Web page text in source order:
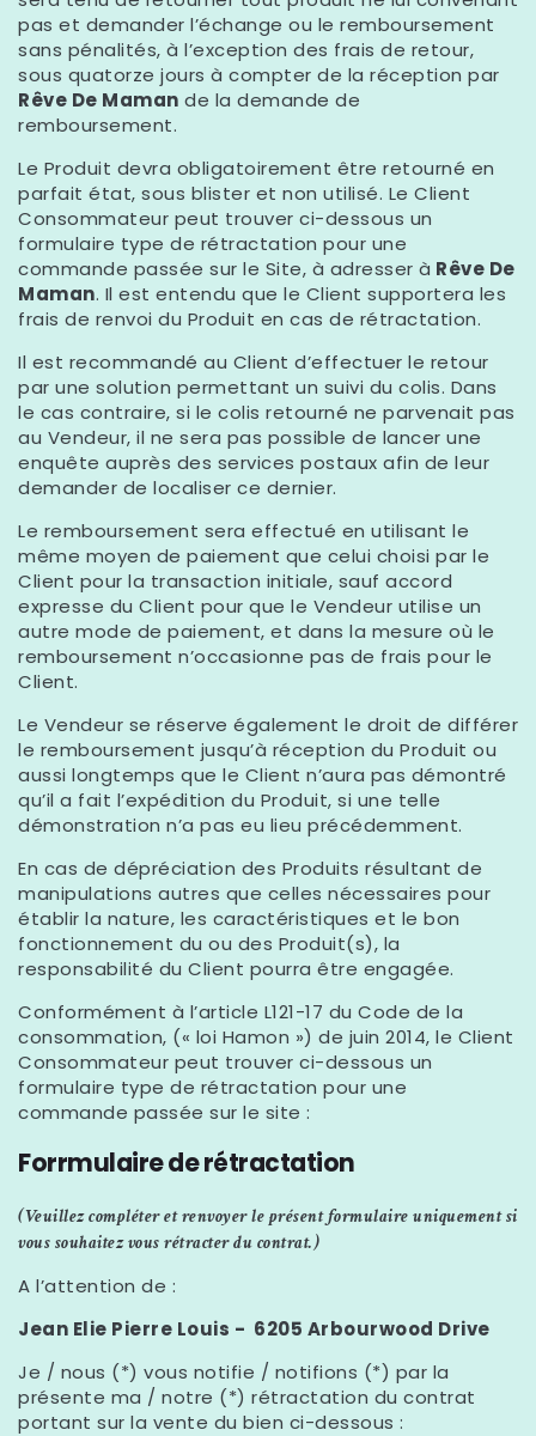
pas et demander l’échange ou le remboursement
sans pénalités, à l’exception des frais de retour,
sous quatorze jours à compter de la réception par
Rêve De Maman de la demande de
remboursement.
Le Produit devra obligatoirement être retourné en
parfait état, sous blister et non utilisé. Le Client
Consommateur peut trouver ci-dessous un
formulaire type de rétractation pour une
commande passée sur le Site, à adresser à Rêve De
Maman. Il est entendu que le Client supportera les
frais de renvoi du Produit en cas de rétractation.
Il est recommandé au Client d’effectuer le retour
par une solution permettant un suivi du colis. Dans
le cas contraire, si le colis retourné ne parvenait pas
au Vendeur, il ne sera pas possible de lancer une
enquête auprès des services postaux afin de leur
demander de localiser ce dernier.
Le remboursement sera effectué en utilisant le
même moyen de paiement que celui choisi par le
Client pour la transaction initiale, sauf accord
expresse du Client pour que le Vendeur utilise un
autre mode de paiement, et dans la mesure où le
remboursement n’occasionne pas de frais pour le
Client.
Le Vendeur se réserve également le droit de différer
le remboursement jusqu’à réception du Produit ou
aussi longtemps que le Client n’aura pas démontré
qu’il a fait l’expédition du Produit, si une telle
démonstration n’a pas eu lieu précédemment.
En cas de dépréciation des Produits résultant de
manipulations autres que celles nécessaires pour
établir la nature, les caractéristiques et le bon
fonctionnement du ou des Produit(s), la
responsabilité du Client pourra être engagée.
Conformément à l’article L121-17 du Code de la
consommation, (« loi Hamon ») de juin 2014, le Client
Consommateur peut trouver ci-dessous un
formulaire type de rétractation pour une
commande passée sur le site :
Forrmulaire de rétractation
(Veuillez compléter et renvoyer le présent formulaire uniquement si
vous souhaitez vous rétracter du contrat.)
A l’attention de :
Jean Elie Pierre Louis - 6205 Arbourwood Drive
Je / nous (*) vous notifie / notifions (*) par la
présente ma / notre (*) rétractation du contrat
portant sur la vente du bien ci-dessous :